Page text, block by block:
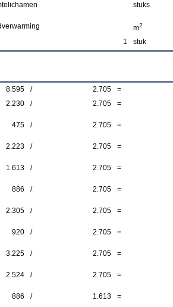
stuks
m2
1 stuk
8.595 / 2.705 =
2.230 / 2.705 =
475 / 2.705 =
2.223 / 2.705 =
1.613 / 2.705 =
886 / 2.705 =
2.305 / 2.705 =
920 / 2.705 =
3.225 / 2.705 =
2.524 / 2.705 =
886 / 1.613 =